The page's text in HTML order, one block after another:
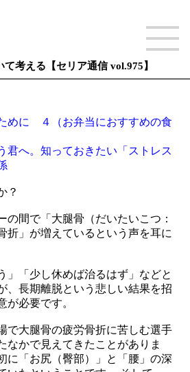
考える【セリア通信 vol.975】
めに ４（お弁当におすすめの食
君へ。知っておきたい「ストレス
？
の間で「大腿骨（だいたいこつ：
折」が増えているという声を耳に
」「少し休めば治るはず」などと
、長期離脱という悲しい結果を招
が必要です。
で大腿骨の疲労骨折に苦しむ選手
なかで見えてきたことがありま
に「お尻（臀部）」と「腰」の深